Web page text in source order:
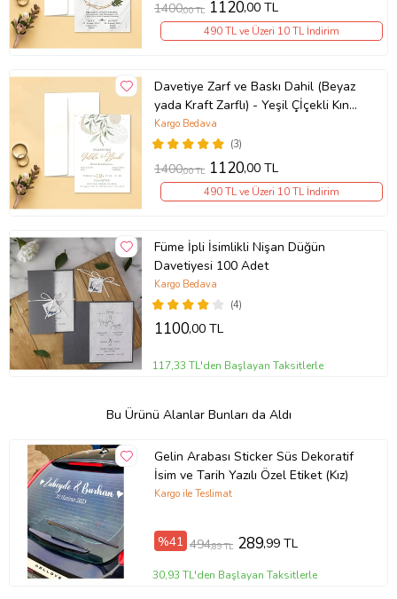
1400,00 TL 1120,00 TL
490 TL ve Üzeri 10 TL İndirim
Davetiye Zarf ve Baskı Dahil (Beyaz
yada Kraft Zarflı) - Yeşil Çİçekli Kına,
Nişan, Nikah, Düğün Davetiyesi
(Beyaz)
(3)
Kargo Bedava
1400,00 TL 1120,00 TL
490 TL ve Üzeri 10 TL İndirim
Füme İpli İsimlikli Nişan Düğün
Davetiyesi 100 Adet
(4)
Kargo Bedava
1100,00 TL
117,33 TL'den Başlayan Taksitlerle
Bu Ürünü Alanlar Bunları da Aldı
Gelin Arabası Sticker Süs Dekoratif
İsim ve Tarih Yazılı Özel Etiket (Kız)
Kargo ile Teslimat
%41 494,89 TL 289,99 TL
30,93 TL'den Başlayan Taksitlerle